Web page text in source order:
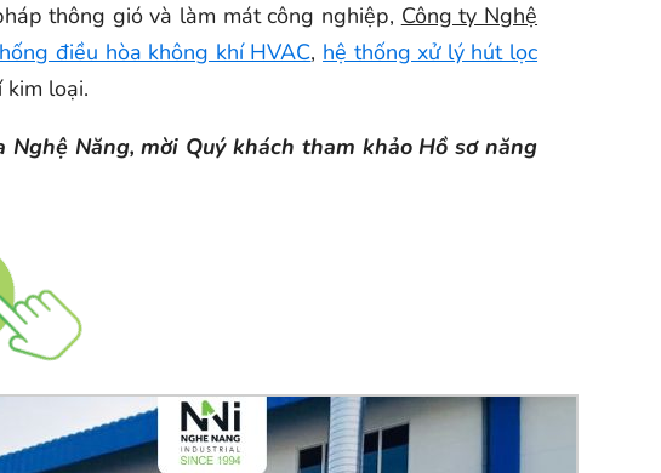
thông gió và làm mát công nghiệp, Công ty Nghệ
điều hòa không khí HVAC, hệ thống xử lý hút lọc
kim loại.
Năng, mời Quý khách tham khảo Hồ sơ năng